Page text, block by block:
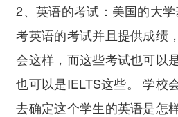
2、英语的考试：美国的大
考英语的考试并且提供成绩
会这样，而这些考试也可以
也可以是IELTS这些。 学校
去确定这个学生的英语是怎